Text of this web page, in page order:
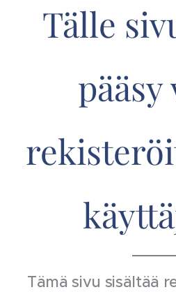
Tälle
pääsy
Tämä sivu sisältää